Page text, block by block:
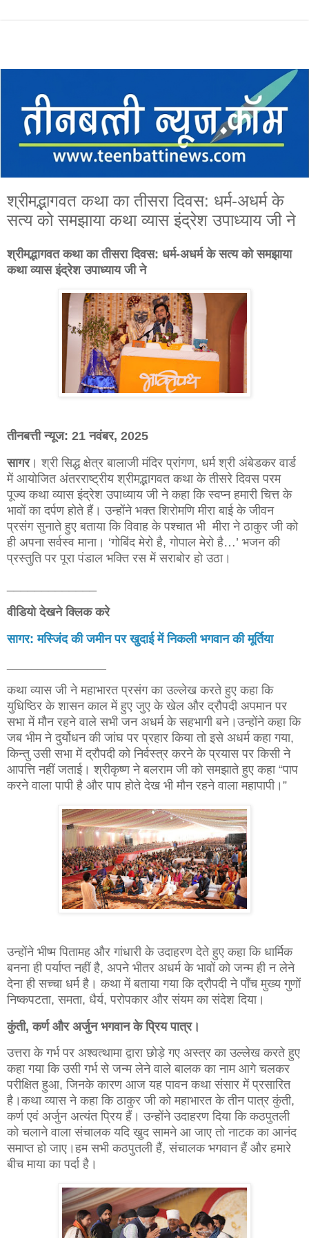
श्रीमद्भागवत कथा का तीसरा दिवस: धर्म-अधर्म के
सत्य को समझाया कथा व्यास इंद्रेश उपाध्याय जी ने
श्रीमद्भागवत कथा का तीसरा दिवस: धर्म-अधर्म के सत्य को समझाया
कथा व्यास इंद्रेश उपाध्याय जी ने
तीनबत्ती न्यूज: 21 नवंबर, 2025
सागर। श्री सिद्ध क्षेत्र बालाजी मंदिर प्रांगण, धर्म श्री अंबेडकर वार्ड
में आयोजित अंतरराष्ट्रीय श्रीमद्भागवत कथा के तीसरे दिवस परम
पूज्य कथा व्यास इंद्रेश उपाध्याय जी ने कहा कि स्वप्न हमारी चित्त के
भावों का दर्पण होते हैं। उन्होंने भक्त शिरोमणि मीरा बाई के जीवन
प्रसंग सुनाते हुए बताया कि विवाह के पश्चात भी मीरा ने ठाकुर जी को
ही अपना सर्वस्व माना। ‘गोबिंद मेरो है, गोपाल मेरो है…’ भजन की
प्रस्तुति पर पूरा पंडाल भक्ति रस में सराबोर हो उठा।
वीडियो देखने क्लिक करे
सागर: मस्जिंद की जमीन पर खुदाई में निकली भगवान की मूर्तिया
कथा व्यास जी ने महाभारत प्रसंग का उल्लेख करते हुए कहा कि
युधिष्ठिर के शासन काल में हुए जुए के खेल और द्रौपदी अपमान पर
सभा में मौन रहने वाले सभी जन अधर्म के सहभागी बने।उन्होंने कहा कि
जब भीम ने दुर्योधन की जांघ पर प्रहार किया तो इसे अधर्म कहा गया,
किन्तु उसी सभा में द्रौपदी को निर्वस्त्र करने के प्रयास पर किसी ने
आपत्ति नहीं जताई। श्रीकृष्ण ने बलराम जी को समझाते हुए कहा “पाप
करने वाला पापी है और पाप होते देख भी मौन रहने वाला महापापी।”
उन्होंने भीष्म पितामह और गांधारी के उदाहरण देते हुए कहा कि धार्मिक
बनना ही पर्याप्त नहीं है, अपने भीतर अधर्म के भावों को जन्म ही न लेने
देना ही सच्चा धर्म है। कथा में बताया गया कि द्रौपदी ने पाँच मुख्य गुणों
निष्कपटता, समता, धैर्य, परोपकार और संयम का संदेश दिया।
कुंती, कर्ण और अर्जुन भगवान के प्रिय पात्र।
उत्तरा के गर्भ पर अश्वत्थामा द्वारा छोड़े गए अस्त्र का उल्लेख करते हुए
कहा गया कि उसी गर्भ से जन्म लेने वाले बालक का नाम आगे चलकर
परीक्षित हुआ, जिनके कारण आज यह पावन कथा संसार में प्रसारित
है।कथा व्यास ने कहा कि ठाकुर जी को महाभारत के तीन पात्र कुंती,
कर्ण एवं अर्जुन अत्यंत प्रिय हैं। उन्होंने उदाहरण दिया कि कठपुतली
को चलाने वाला संचालक यदि खुद सामने आ जाए तो नाटक का आनंद
समाप्त हो जाए।हम सभी कठपुतली हैं, संचालक भगवान हैं और हमारे
बीच माया का पर्दा है।